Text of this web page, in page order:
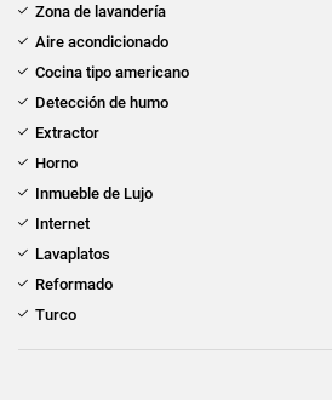
Zona de lavandería
Aire acondicionado
Cocina tipo americano
Detección de humo
Extractor
Horno
Inmueble de Lujo
Internet
Lavaplatos
Reformado
Turco